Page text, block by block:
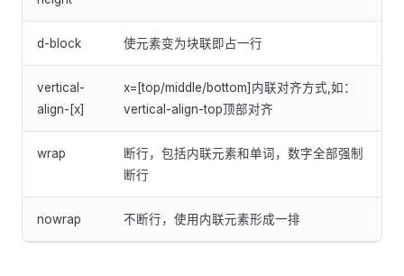
d-block 使元素变为块联即占一行
vertical-
align-[x]
x=[top/middle/bottom]内联对齐方式,如：
vertical-align-top顶部对齐
wrap
断行，包括内联元素和单词，数字全部强制
断行
nowrap 不断行，使用内联元素形成一排